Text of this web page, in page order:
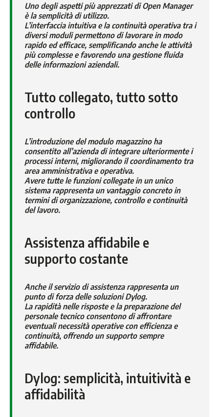
Uno degli aspetti più apprezzati di Open Manager
è la semplicità di utilizzo.
L’interfaccia intuitiva e la continuità operativa tra i
diversi moduli permettono di lavorare in modo
rapido ed efficace, semplificando anche le attività
più complesse e favorendo una gestione fluida
delle informazioni aziendali.
Tutto collegato, tutto sotto
controllo
L’introduzione del modulo magazzino ha
consentito all’azienda di integrare ulteriormente i
processi interni, migliorando il coordinamento tra
area amministrativa e operativa.
Avere tutte le funzioni collegate in un unico
sistema rappresenta un vantaggio concreto in
termini di organizzazione, controllo e continuità
del lavoro.
Assistenza affidabile e
supporto costante
Anche il servizio di assistenza rappresenta un
punto di forza delle soluzioni Dylog.
La rapidità nelle risposte e la preparazione del
personale tecnico consentono di affrontare
eventuali necessità operative con efficienza e
continuità, offrendo un supporto sempre
affidabile.
Dylog: semplicità, intuitività e
affidabilità